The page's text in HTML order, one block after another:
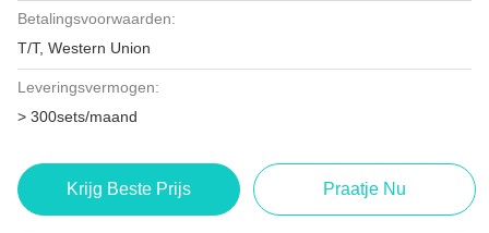
Betalingsvoorwaarden:
T/T, Western Union
Leveringsvermogen:
> 300sets/maand
Krijg Beste Prijs Praatje Nu